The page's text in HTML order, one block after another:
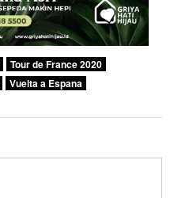
Tour de France 2020
Vuelta a Espana